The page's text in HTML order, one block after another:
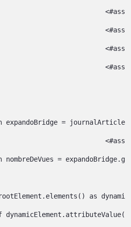
expandoBridge =
nombreDeVues =
as